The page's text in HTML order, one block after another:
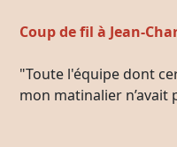
Coup de fil à Jean-
"Toute l'équipe dont
mon matinalier n’avait